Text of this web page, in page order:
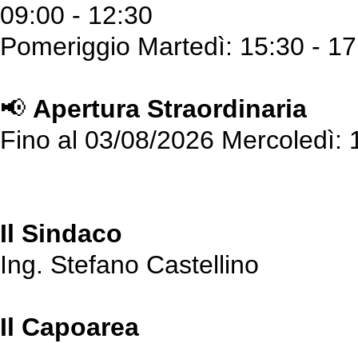
09:00 - 12:30
Pomeriggio Martedì: 15:30 -
📢 Apertura Straordinaria
Fino al 03/08/2026 Mercoledì:
Il Sindaco
Ing. Stefano Castellino
Il Capoarea